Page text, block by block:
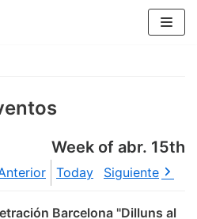
Week of abr. 15th
Today Siguiente
Barcelona "Dilluns al